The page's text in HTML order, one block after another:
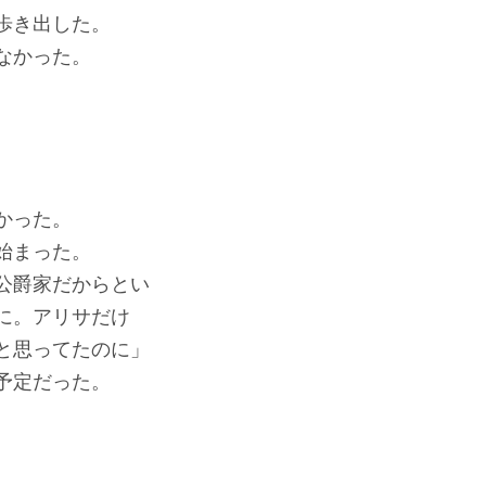
出した。
った。
た。
った。
爵家だからとい
。アリサだけ
ってたのに」
だった。